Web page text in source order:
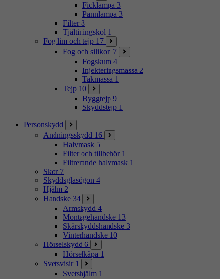
Ficklampa 3
Pannlampa 3
Filter 8
Tjältiningskol 1
Fog lim och tejp 17
Fog och silikon 7
Fogskum 4
Injekteringsmassa 2
Takmassa 1
Tejp 10
Byggtejp 9
Skyddstejp 1
Personskydd
Andningsskydd 16
Halvmask 5
Filter och tillbehör 1
Filtrerande halvmask 1
Skor 7
Skyddsglasögon 4
Hjälm 2
Handske 34
Armskydd 4
Montagehandske 13
Skärskyddshandske 3
Vinterhandske 10
Hörselskydd 6
Hörselkåpa 1
Svetsvisir 1
Svetshjälm 1